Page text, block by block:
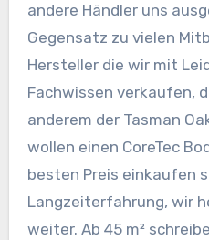
andere Händler uns
Gegensatz zu vielen
Hersteller die wir mit
Fachwissen verkaufen,
anderem der Tasman
wollen einen CoreTec
besten Preis einkaufen
Langzeiterfahrung, wir
weiter. Ab 45 m²